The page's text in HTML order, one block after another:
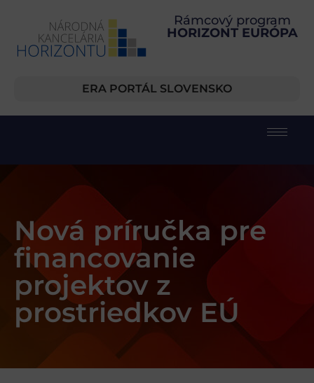
Rámcový program
HORIZONT EURÓPA
ERA PORTÁL SLOVENSKO
Nová príručka pre
financovanie
projektov z
prostriedkov EÚ